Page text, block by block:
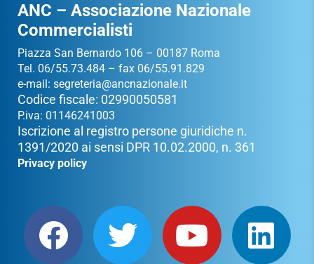
ANC – Associazione Nazionale
Commercialisti
Piazza San Bernardo 106 – 00187 Roma
Tel. 06/55.73.484 – fax 06/55.91.829
e-mail: segreteria@ancnazionale.it
Codice fiscale: 02990050581
P.iva: 01146241003
Iscrizione al registro persone giuridiche n.
1391/2020 ai sensi DPR 10.02.2000, n. 361
Privacy policy